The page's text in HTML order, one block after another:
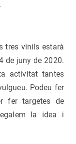
tres vinils estarà
de juny de 2020.
activitat tantes
Podeu fer
fer targetes de
la idea i